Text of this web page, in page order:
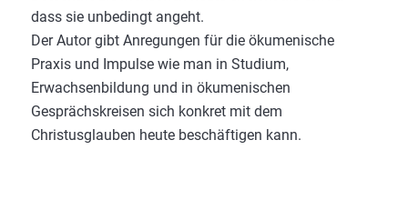
dass sie unbedingt angeht.
Der Autor gibt Anregungen für die ökumenische
Praxis und Impulse wie man in Studium,
Erwachsenbildung und in ökumenischen
Gesprächskreisen sich konkret mit dem
Christusglauben heute beschäftigen kann.